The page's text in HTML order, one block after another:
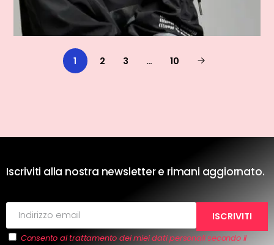
1 2 3 … 10
Iscriviti alla nostra newsletter e rimani aggiornato.
Consento al trattamento dei miei dati personali secondo il